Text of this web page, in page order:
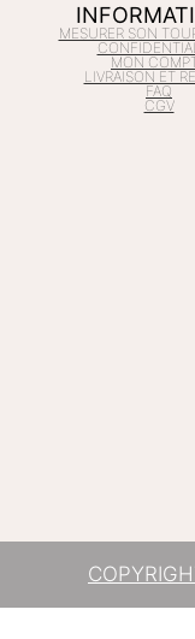
MESURER SON
MON
LIVRAISON ET
FAQ
CGV